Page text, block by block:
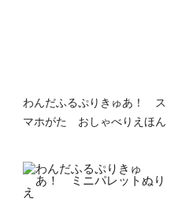
わんだふるぷりきゅあ！ ス
マホがた おしゃべりえほん